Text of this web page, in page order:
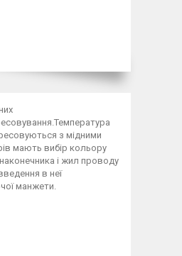
з мідними
мають вибір кольору
і жил проводу
в неї
манжети.